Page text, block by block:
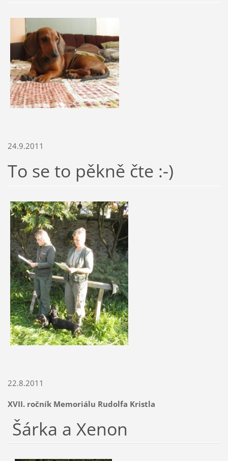
24.9.2011
To se to pěkně čte :-)
22.8.2011
XVII. ročník Memoriálu Rudolfa Kristla
Šárka a Xenon